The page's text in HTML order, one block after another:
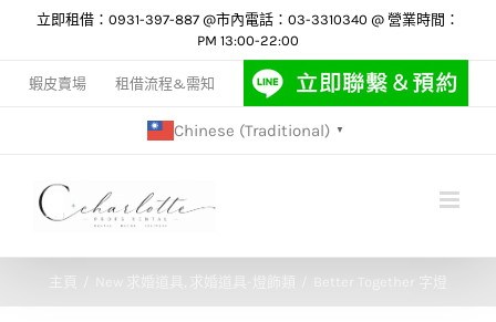
content
立即租借：0931-397-887 @市內電話：03-3310340 @ 營業時間：
PM 13:00-22:00
蝦皮賣場 租借流程&需知
Chinese (Traditional) ▼
New 求婚道具 求婚道具-燈飾類 Better Together 字燈